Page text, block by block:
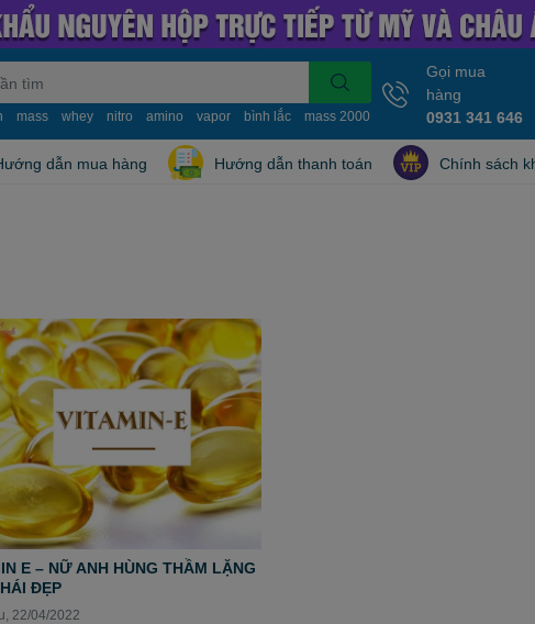
mass whey nitro amino vapor bình lắc mass 2000 mass 10kg nitro whey
Gọi mua
hàng
0931 341 646
dẫn mua hàng Hướng dẫn thanh toán Chính sách
E – NỮ ANH HÙNG THẦM LẶNG
ĐẸP
22/04/2022